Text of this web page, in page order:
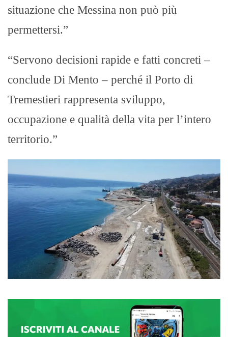
situazione che Messina non può più
permettersi.”
“Servono decisioni rapide e fatti concreti –
conclude Di Mento – perché il Porto di
Tremestieri rappresenta sviluppo,
occupazione e qualità della vita per l’intero
territorio.”